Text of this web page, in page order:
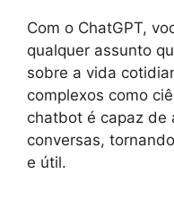
Com o ChatGPT,
qualquer assunto
sobre a vida
complexos como
chatbot é capaz de
conversas,
e útil.